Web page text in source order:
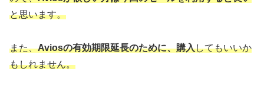
と思います。
また、Aviosの有効期限延長のために、購入してもいいか
もしれません。